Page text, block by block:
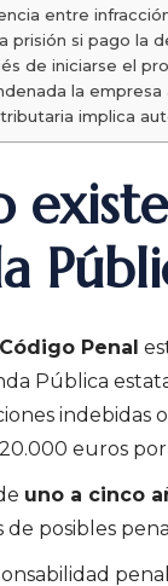
entre
prisión si pago la
de iniciarse el
la
implica
Penal
Pública
indebidas
euros
uno a cinco
posibles